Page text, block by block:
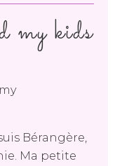
my kids
Bérangère,
Ma petite